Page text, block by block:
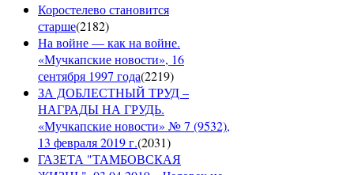
Коростелево становится
старше(2182)
На войне — как на войне.
«Мучкапские новости», 16
сентября 1997 года(2219)
ЗА ДОБЛЕСТНЫЙ ТРУД –
НАГРАДЫ НА ГРУДЬ.
«Мучкапские новости» № 7 (9532),
13 февраля 2019 г.(2031)
ГАЗЕТА "ТАМБОВСКАЯ